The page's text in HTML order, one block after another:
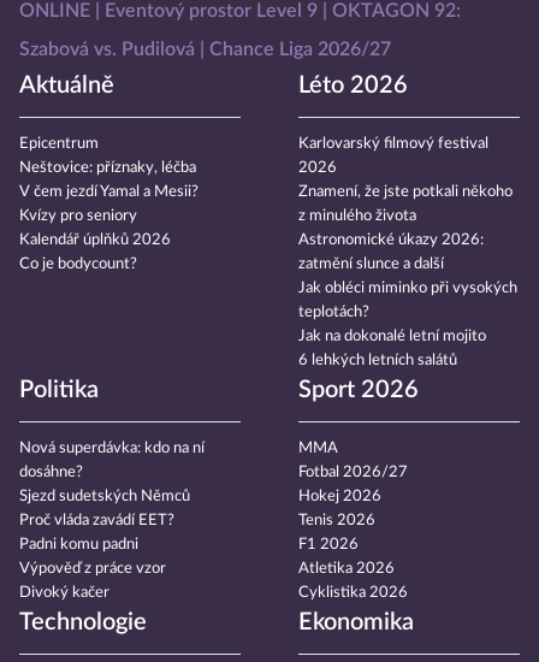
ONLINE
Eventový prostor Level 9
OKTAGON 92:
Szabová vs. Pudilová
Chance Liga 2026/27
Aktuálně
Epicentrum
Neštovice: příznaky, léčba
V čem jezdí Yamal a Mesii?
Kvízy pro seniory
Kalendář úplňků 2026
Co je bodycount?
Léto 2026
Karlovarský filmový festival
2026
Znamení, že jste potkali někoho
z minulého života
Astronomické úkazy 2026:
zatmění slunce a další
Jak obléci miminko při vysokých
teplotách?
Jak na dokonalé letní mojito
6 lehkých letních salátů
Politika
Nová superdávka: kdo na ní
dosáhne?
Sjezd sudetských Němců
Proč vláda zavádí EET?
Padni komu padni
Výpověď z práce vzor
Divoký kačer
Sport 2026
MMA
Fotbal 2026/27
Hokej 2026
Tenis 2026
F1 2026
Atletika 2026
Cyklistika 2026
Technologie Ekonomika